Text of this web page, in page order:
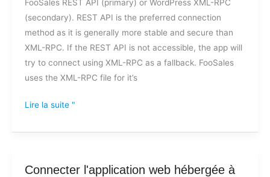
FooSales REST API (primary) or WordPress XML-RPC
(secondary). REST API is the preferred connection
method as it is generally more stable and secure than
XML-RPC. If the REST API is not accessible, the app will
try to connect using XML-RPC as a fallback. FooSales
uses the XML-RPC file for it’s
FooSales
en
raison
d'une
erreur
d'accès
fichier
Lire la suite "
Connecter l'application web hébergée à
Connecter